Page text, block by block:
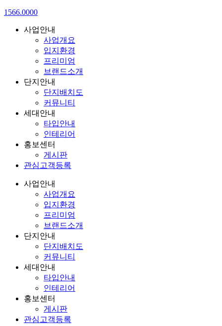
1566.0000
사업안내
사업개요
입지환경
프리미엄
브랜드소개
단지안내
단지배치도
커뮤니티
세대안내
타입안내
인테리어
홍보센터
게시판
관심고객등록
사업안내
사업개요
입지환경
프리미엄
브랜드소개
단지안내
단지배치도
커뮤니티
세대안내
타입안내
인테리어
홍보센터
게시판
관심고객등록